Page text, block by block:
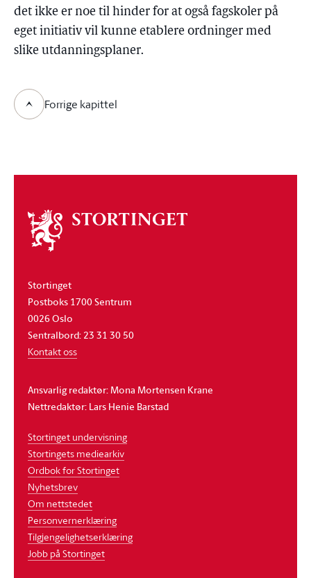
det ikke er noe til hinder for at også fagskoler på
eget initiativ vil kunne etablere ordninger med
slike utdanningsplaner.
Forrige kapittel
Om
stortinget
Stortinget
Postboks 1700 Sentrum
0026 Oslo
Sentralbord: 23 31 30 50
Kontakt oss
Ansvarlig redaktør: Mona Mortensen Krane
Nettredaktør: Lars Henie Barstad
Stortinget undervisning
Stortingets mediearkiv
Ordbok for Stortinget
Nyhetsbrev
Om nettstedet
Personvernerklæring
Tilgjengelighetserklæring
Jobb på Stortinget